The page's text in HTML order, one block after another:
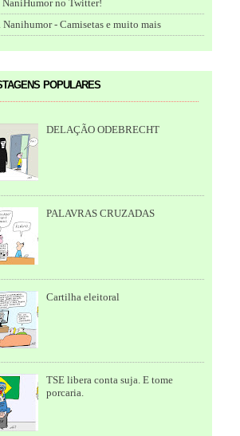
NaniHumor no Twitter!
- Camisetas e muito mais
populares
DELAÇÃO ODEBRECHT
PALAVRAS CRUZADAS
Cartilha eleitoral
TSE libera conta suja. E tome
porcaria.